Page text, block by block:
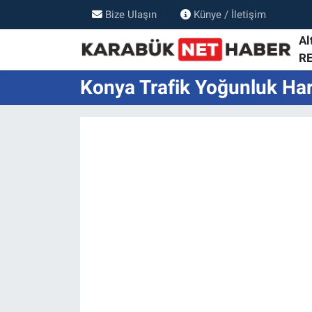
Bize Ulaşın Künye / İletişim
Konya Trafik Yoğunluk